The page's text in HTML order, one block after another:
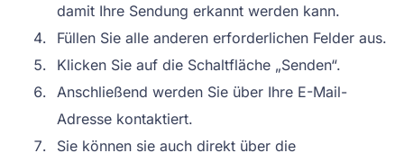
damit Ihre Sendung erkannt werden kann.
Füllen Sie alle anderen erforderlichen Felder aus.
Klicken Sie auf die Schaltfläche „Senden“.
Anschließend werden Sie über Ihre E-Mail-
Adresse kontaktiert.
Sie können sie auch direkt über die